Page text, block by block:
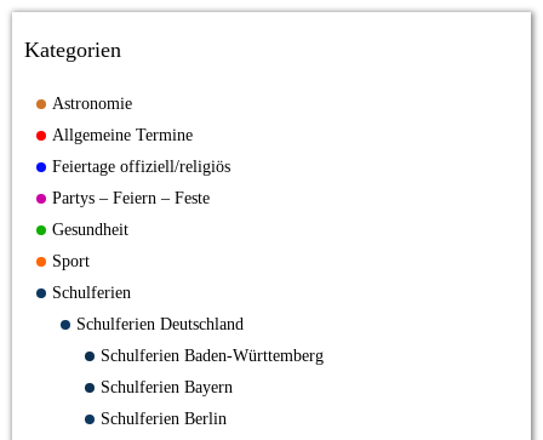
Kategorien
Astronomie
Allgemeine Termine
Feiertage offiziell/religiös
Partys – Feiern – Feste
Gesundheit
Sport
Schulferien
Schulferien Deutschland
Schulferien Baden-Württemberg
Schulferien Bayern
Schulferien Berlin